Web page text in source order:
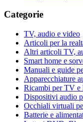
Categorie
TV, audio e video
Articoli per la
Altri articoli TV,
Smart home e
Manuali e guide
Apparecchiature
Ricambi per TV e
Dispositivi audio
Occhiali virtuali
Batterie e